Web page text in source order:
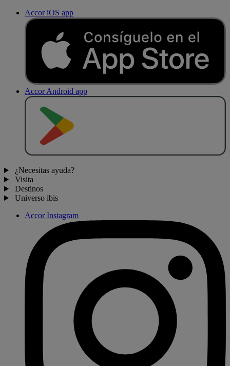
Accor iOS app
Accor Android app
¿Necesitas ayuda?
Visita
Destinos
Universo ibis
Accor Instagram